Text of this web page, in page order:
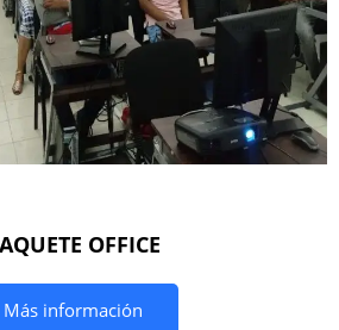
OFFICE
Más información